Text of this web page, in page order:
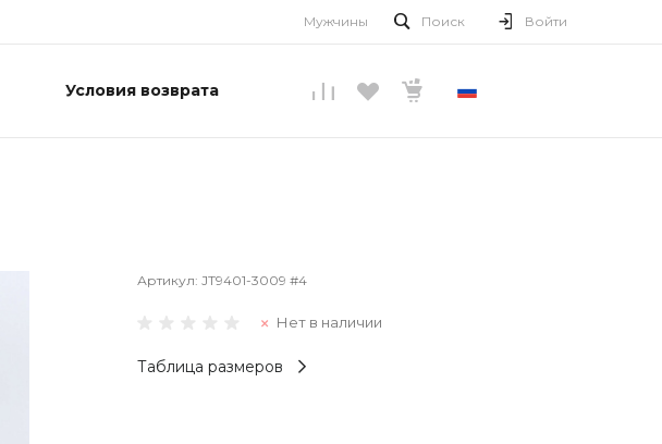
Мужчины Поиск Войти
Условия возврата
Артикул: JT9401-3009 #4
Нет в наличии
Таблица размеров